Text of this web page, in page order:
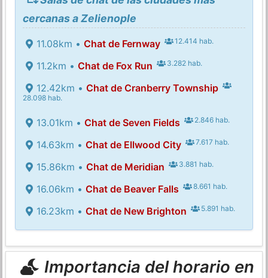
cercanas a Zelienople
11.08km • Chat de Fernway 12.414 hab.
11.2km • Chat de Fox Run 3.282 hab.
12.42km • Chat de Cranberry Township
28.098 hab.
13.01km • Chat de Seven Fields 2.846 hab.
14.63km • Chat de Ellwood City 7.617 hab.
15.86km • Chat de Meridian 3.881 hab.
16.06km • Chat de Beaver Falls 8.661 hab.
16.23km • Chat de New Brighton 5.891 hab.
Importancia del horario en